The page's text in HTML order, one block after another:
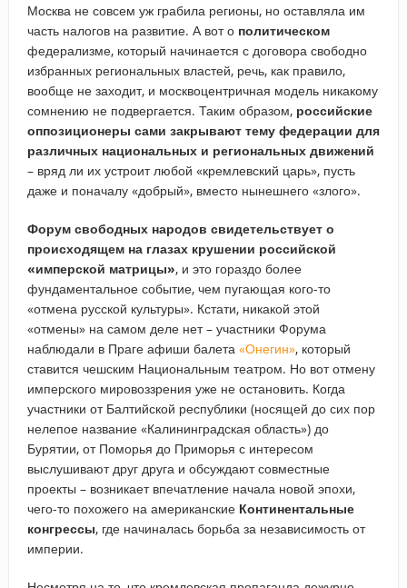
Москва не совсем уж грабила регионы, но оставляла им
часть налогов на развитие. А вот о политическом
федерализме, который начинается с договора свободно
избранных региональных властей, речь, как правило,
вообще не заходит, и москвоцентричная модель никакому
сомнению не подвергается. Таким образом, российские
оппозиционеры сами закрывают тему федерации для
различных национальных и региональных движений
– вряд ли их устроит любой «кремлевский царь», пусть
даже и поначалу «добрый», вместо нынешнего «злого».
Форум свободных народов свидетельствует о
происходящем на глазах крушении российской
«имперской матрицы», и это гораздо более
фундаментальное событие, чем пугающая кого-то
«отмена русской культуры». Кстати, никакой этой
«отмены» на самом деле нет – участники Форума
наблюдали в Праге афиши балета «Онегин», который
ставится чешским Национальным театром. Но вот отмену
имперского мировоззрения уже не остановить. Когда
участники от Балтийской республики (носящей до сих пор
нелепое название «Калининградская область») до
Бурятии, от Поморья до Приморья с интересом
выслушивают друг друга и обсуждают совместные
проекты – возникает впечатление начала новой эпохи,
чего-то похожего на американские Континентальные
конгрессы, где начиналась борьба за независимость от
империи.